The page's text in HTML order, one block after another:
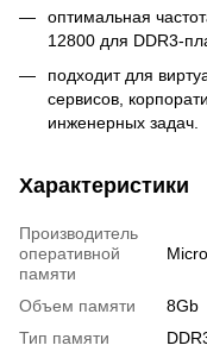
оптимальная
12800 для DDR3-
подходит для
сервисов,
инженерных задач.
Характеристики
Производитель
оперативной
памяти
Объем памяти
8Gb
Тип памяти